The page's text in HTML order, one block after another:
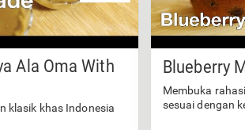
Ala Oma With
klasik khas Indonesia
Blueberry
Membuka
sesuai dengan